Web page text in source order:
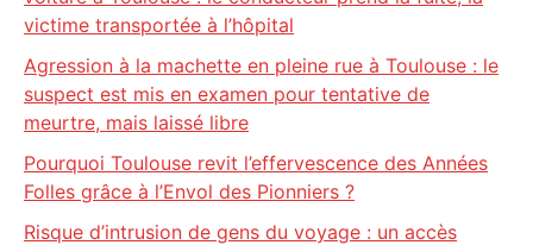
victime transportée à l’hôpital
Agression à la machette en pleine rue à Toulouse : le
suspect est mis en examen pour tentative de
meurtre, mais laissé libre
Pourquoi Toulouse revit l’effervescence des Années
Folles grâce à l’Envol des Pionniers ?
Risque d’intrusion de gens du voyage : un accès